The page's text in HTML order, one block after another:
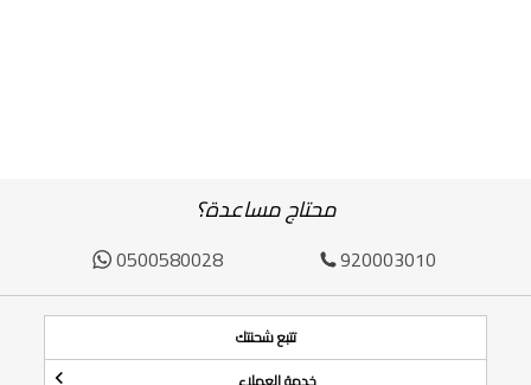
محتاج مساعدة؟
920003010
0500580028
تتبع شحنتك